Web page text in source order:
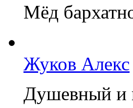
Мёд
Жуков Алекс
Душевный и